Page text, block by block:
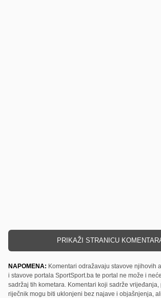
PRIKAŽI STRANICU
NAPOMENA: Komentari odražavaju stavove njihovih
i stavove portala SportSport.ba te portal ne može i
sadržaj tih kometara. Komentari koji sadrže
riječnik mogu biti uklonjeni bez najave i objašnjenja,